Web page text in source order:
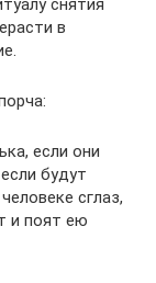
снятия
в
если они
будут
сглаз,
и поят ею